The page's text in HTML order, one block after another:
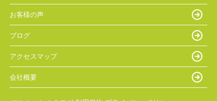
お客様の声
ブログ
アクセスマップ
会社概要